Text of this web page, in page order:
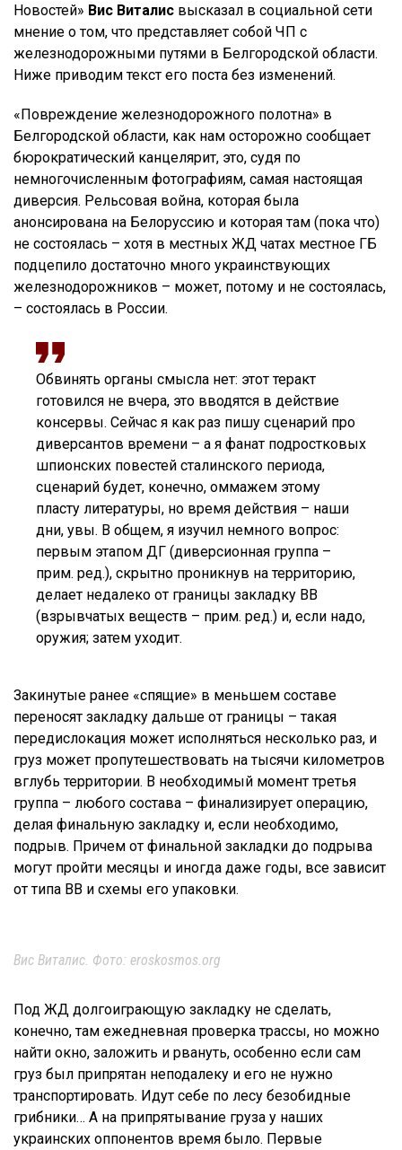
Новостей» Вис Виталис высказал в социальной сети
мнение о том, что представляет собой ЧП с
железнодорожными путями в Белгородской области.
Ниже приводим текст его поста без изменений.
«Повреждение железнодорожного полотна» в
Белгородской области, как нам осторожно сообщает
бюрократический канцелярит, это, судя по
немногочисленным фотографиям, самая настоящая
диверсия. Рельсовая война, которая была
анонсирована на Белоруссию и которая там (пока что)
не состоялась – хотя в местных ЖД чатах местное ГБ
подцепило достаточно много украинствующих
железнодорожников – может, потому и не состоялась,
– состоялась в России.
Обвинять органы смысла нет: этот теракт
готовился не вчера, это вводятся в действие
консервы. Сейчас я как раз пишу сценарий про
диверсантов времени – а я фанат подростковых
шпионских повестей сталинского периода,
сценарий будет, конечно, оммажем этому
пласту литературы, но время действия – наши
дни, увы. В общем, я изучил немного вопрос:
первым этапом ДГ (диверсионная группа –
прим. ред.), скрытно проникнув на территорию,
делает недалеко от границы закладку ВВ
(взрывчатых веществ – прим. ред.) и, если надо,
оружия; затем уходит.
Закинутые ранее «спящие» в меньшем составе
переносят закладку дальше от границы – такая
передислокация может исполняться несколько раз, и
груз может пропутешествовать на тысячи километров
вглубь территории. В необходимый момент третья
группа – любого состава – финализирует операцию,
делая финальную закладку и, если необходимо,
подрыв. Причем от финальной закладки до подрыва
могут пройти месяцы и иногда даже годы, все зависит
от типа ВВ и схемы его упаковки.
Вис Виталис. Фото: eroskosmos.org
Под ЖД долгоиграющую закладку не сделать,
конечно, там ежедневная проверка трассы, но можно
найти окно, заложить и рвануть, особенно если сам
груз был припрятан неподалеку и его не нужно
транспортировать. Идут себе по лесу безобидные
грибники… А на припрятывание груза у наших
украинских оппонентов время было. Первые